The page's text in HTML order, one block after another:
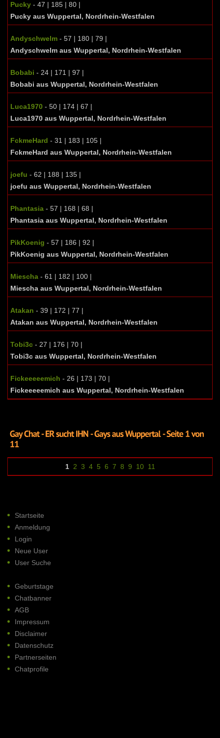
Pucky - 47 | 185 | 80 |
Pucky aus Wuppertal, Nordrhein-Westfalen
Andyschwelm - 57 | 180 | 79 |
Andyschwelm aus Wuppertal, Nordrhein-Westfalen
Bobabi - 24 | 171 | 97 |
Bobabi aus Wuppertal, Nordrhein-Westfalen
Luca1970 - 50 | 174 | 67 |
Luca1970 aus Wuppertal, Nordrhein-Westfalen
FckmeHard - 31 | 183 | 105 |
FckmeHard aus Wuppertal, Nordrhein-Westfalen
joefu - 62 | 188 | 135 |
joefu aus Wuppertal, Nordrhein-Westfalen
Phantasia - 57 | 168 | 68 |
Phantasia aus Wuppertal, Nordrhein-Westfalen
PikKoenig - 57 | 186 | 92 |
PikKoenig aus Wuppertal, Nordrhein-Westfalen
Miescha - 61 | 182 | 100 |
Miescha aus Wuppertal, Nordrhein-Westfalen
Atakan - 39 | 172 | 77 |
Atakan aus Wuppertal, Nordrhein-Westfalen
Tobi3c - 27 | 176 | 70 |
Tobi3c aus Wuppertal, Nordrhein-Westfalen
Fickeeeeemich - 26 | 173 | 70 |
Fickeeeeemich aus Wuppertal, Nordrhein-Westfalen
1 2 3 4 5 6 7 8 9 10 11
Startseite
Anmeldung
Login
Neue User
User Suche
Geburtstage
Chatbanner
AGB
Impressum
Disclaimer
Datenschutz
Partnerseiten
Chatprofile